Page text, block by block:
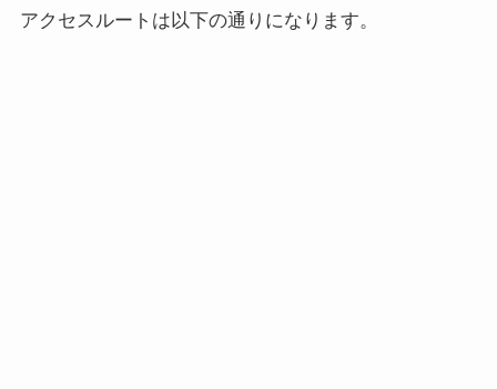
アクセスルートは以下の通りになります。